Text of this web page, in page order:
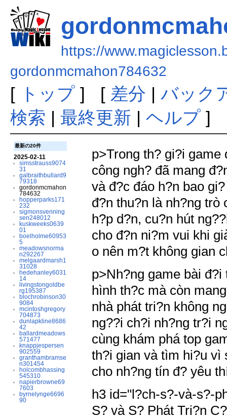
https://
gordonmcmahon784632
[ トップ] [ 差分 | バック
検索 | 最終更新 | ヘルプ]
最新の20件
2025-02-11
simsstrauss9074
31
galbraithbullard9
79318
gordonmcmahon
784632
hopperparks171
232
sigmonsvenning
sen248012
kuskweeks0639
01
boelholme60953
5
meadowsnorma
n292267
melgaardmarsh1
31028
hedehanley6031
14
livingstongoldbe
rg195387
blochrobinson30
9084
mcintoshgregory
704873
dunlapkline8686
42
ballardmeadows
571477
knappjespersen
902559
granthambramse
n301454
holcombhassing
545310
napierbrowne69
7603
byrnelynge6696
90
p>Trong th? gi?i game
công ngh? đã mang
và đ?c đáo h?n bao
đ?n thu?n là nh?ng trò
h?p d?n, cu?n hút
cho đ?n ni?m vui khi
o nên m?t không gian
p>Nh?ng game bài
hình th?c mà còn
nhà phát tri?n không
ng??i ch?i nh?ng tr?i
cùng khám phá top
th?i gian và tìm hi?u vì
cho nh?ng tín đ? yêu
h3 id="l?ch-s?-và-s?-
S? và S? Phát Tri?n